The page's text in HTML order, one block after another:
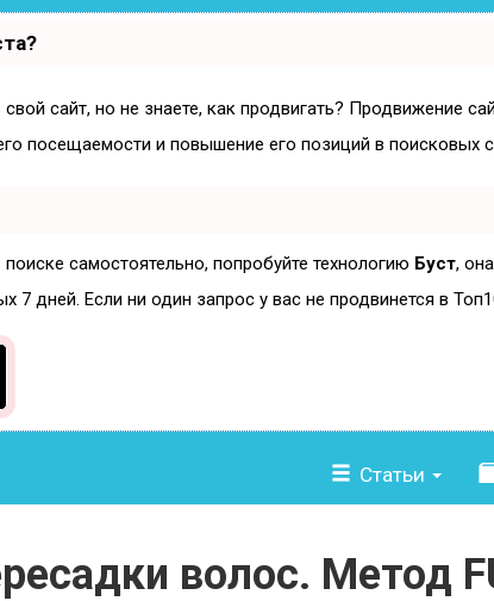
сайт, но не знаете, как продвигать? Продвижение
посещаемости и повышение его позиций в поисковых
самостоятельно, попробуйте технологию Буст,
7 дней. Если ни один запрос у вас не продвинется в
Статьи
волос. Метод